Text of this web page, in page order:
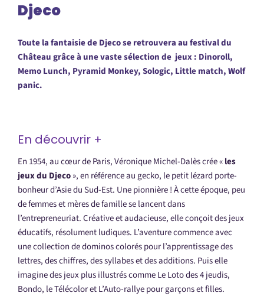
Djeco
Toute la fantaisie de Djeco se retrouvera au festival du
Château grâce à une vaste sélection de jeux : Dinoroll,
Memo Lunch, Pyramid Monkey, Sologic, Little match, Wolf
panic.
En découvrir +
En 1954, au cœur de Paris, Véronique Michel-Dalès crée «les
jeux du Djeco», en référence au gecko, le petit lézard porte-
bonheur d’Asie du Sud-Est. Une pionnière ! À cette époque, peu
de femmes et mères de famille se lancent dans
l’entrepreneuriat. Créative et audacieuse, elle conçoit des jeux
éducatifs, résolument ludiques. L’aventure commence avec
une collection de dominos colorés pour l’apprentissage des
lettres, des chiffres, des syllabes et des additions. Puis elle
imagine des jeux plus illustrés comme Le Loto des 4 jeudis,
Bondo, le Télécolor et L’Auto-rallye pour garçons et filles.